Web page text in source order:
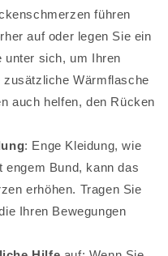
führen
auf oder legen Sie ein
unter sich, um Ihren
Wärmflasche
auch helfen, den Rücken
: Enge Kleidung, wie
Bund, kann das
erhöhen. Tragen Sie
Ihren Bewegungen